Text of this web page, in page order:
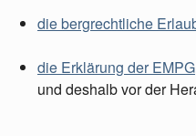
die bergrechtliche
die Erklärung der EMPG
und deshalb vor der